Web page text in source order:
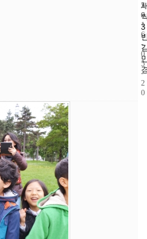
3
5
6
2
0
1
6
-
0
5
-
2
0